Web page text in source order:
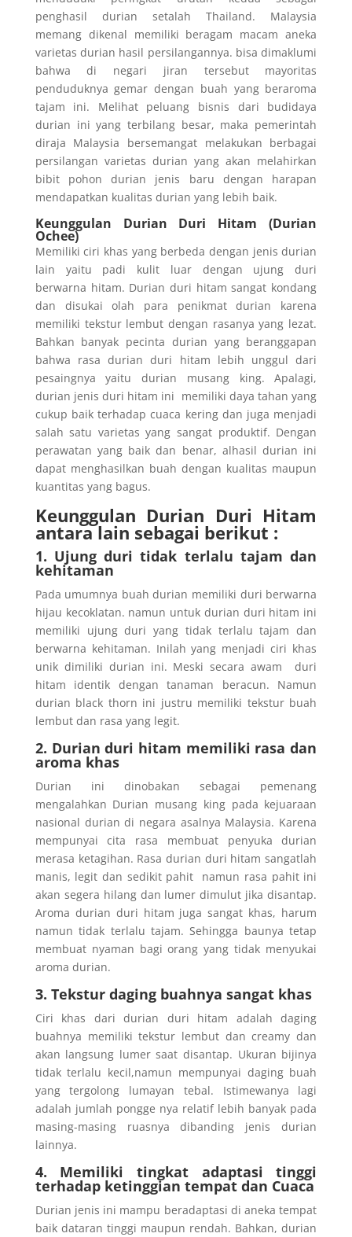
penghasil durian setalah Thailand. Malaysia
memang dikenal memiliki beragam macam aneka
varietas durian hasil persilangannya. bisa dimaklumi
bahwa di negari jiran tersebut mayoritas
penduduknya gemar dengan buah yang beraroma
tajam ini. Melihat peluang bisnis dari budidaya
durian ini yang terbilang besar, maka pemerintah
diraja Malaysia bersemangat melakukan berbagai
persilangan varietas durian yang akan melahirkan
bibit pohon durian jenis baru dengan harapan
mendapatkan kualitas durian yang lebih baik.
Keunggulan Durian Duri Hitam (Durian
Ochee)
Memiliki ciri khas yang berbeda dengan jenis durian
lain yaitu padi kulit luar dengan ujung duri
berwarna hitam. Durian duri hitam sangat kondang
dan disukai olah para penikmat durian karena
memiliki tekstur lembut dengan rasanya yang lezat.
Bahkan banyak pecinta durian yang beranggapan
bahwa rasa durian duri hitam lebih unggul dari
pesaingnya yaitu durian musang king. Apalagi,
durian jenis duri hitam ini memiliki daya tahan yang
cukup baik terhadap cuaca kering dan juga menjadi
salah satu varietas yang sangat produktif. Dengan
perawatan yang baik dan benar, alhasil durian ini
dapat menghasilkan buah dengan kualitas maupun
kuantitas yang bagus.
Keunggulan Durian Duri Hitam
antara lain sebagai berikut :
1. Ujung duri tidak terlalu tajam dan
kehitaman
Pada umumnya buah durian memiliki duri berwarna
hijau kecoklatan. namun untuk durian duri hitam ini
memiliki ujung duri yang tidak terlalu tajam dan
berwarna kehitaman. Inilah yang menjadi ciri khas
unik dimiliki durian ini. Meski secara awam duri
hitam identik dengan tanaman beracun. Namun
durian black thorn ini justru memiliki tekstur buah
lembut dan rasa yang legit.
2. Durian duri hitam memiliki rasa dan
aroma khas
Durian ini dinobakan sebagai pemenang
mengalahkan Durian musang king pada kejuaraan
nasional durian di negara asalnya Malaysia. Karena
mempunyai cita rasa membuat penyuka durian
merasa ketagihan. Rasa durian duri hitam sangatlah
manis, legit dan sedikit pahit namun rasa pahit ini
akan segera hilang dan lumer dimulut jika disantap.
Aroma durian duri hitam juga sangat khas, harum
namun tidak terlalu tajam. Sehingga baunya tetap
membuat nyaman bagi orang yang tidak menyukai
aroma durian.
3. Tekstur daging buahnya sangat khas
Ciri khas dari durian duri hitam adalah daging
buahnya memiliki tekstur lembut dan creamy dan
akan langsung lumer saat disantap. Ukuran bijinya
tidak terlalu kecil,namun mempunyai daging buah
yang tergolong lumayan tebal. Istimewanya lagi
adalah jumlah pongge nya relatif lebih banyak pada
masing-masing ruasnya dibanding jenis durian
lainnya.
4. Memiliki tingkat adaptasi tinggi
terhadap ketinggian tempat dan Cuaca
Durian jenis ini mampu beradaptasi di aneka tempat
baik dataran tinggi maupun rendah. Bahkan, durian